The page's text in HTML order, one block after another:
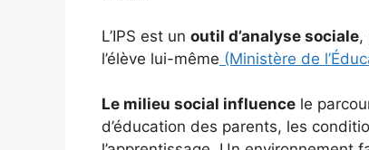
L’IPS est un outil d’analyse sociale,
l’élève lui-même (Ministère de
Le milieu social influence le
d’éducation des parents, les